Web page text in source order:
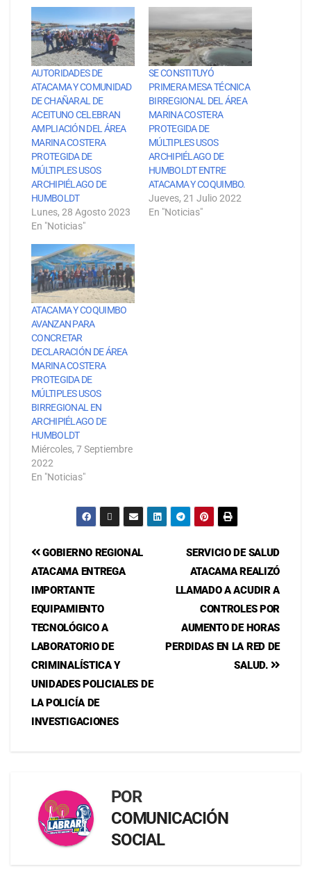
AUTORIDADES DE
ATACAMA Y COMUNIDAD
DE CHAÑARAL DE
ACEITUNO CELEBRAN
AMPLIACIÓN DEL ÁREA
MARINA COSTERA
PROTEGIDA DE
MÚLTIPLES USOS
ARCHIPIÉLAGO DE
HUMBOLDT
Lunes, 28 Agosto 2023
En "Noticias"
SE CONSTITUYÓ
PRIMERA MESA TÉCNICA
BIRREGIONAL DEL ÁREA
MARINA COSTERA
PROTEGIDA DE
MÚLTIPLES USOS
ARCHIPIÉLAGO DE
HUMBOLDT ENTRE
ATACAMA Y COQUIMBO.
Jueves, 21 Julio 2022
En "Noticias"
ATACAMA Y COQUIMBO
AVANZAN PARA
CONCRETAR
DECLARACIÓN DE ÁREA
MARINA COSTERA
PROTEGIDA DE
MÚLTIPLES USOS
BIRREGIONAL EN
ARCHIPIÉLAGO DE
HUMBOLDT
Miércoles, 7 Septiembre
2022
En "Noticias"
SERVICIO DE SALUD
ATACAMA REALIZÓ
LLAMADO A ACUDIR A
CONTROLES POR
AUMENTO DE HORAS
PERDIDAS EN LA RED DE
SALUD.
GOBIERNO REGIONAL
ATACAMA ENTREGA
IMPORTANTE
EQUIPAMIENTO
TECNOLÓGICO A
LABORATORIO DE
CRIMINALÍSTICA Y
UNIDADES POLICIALES DE
LA POLICÍA DE
INVESTIGACIONES
POR
COMUNICACIÓN
SOCIAL